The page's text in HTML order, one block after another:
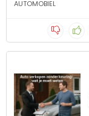
AUTOMOBIEL